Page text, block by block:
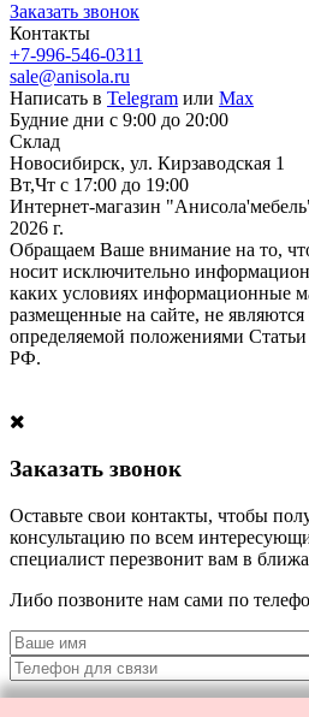
Заказать звонок
Контакты
+7-996-546-0311
sale@anisola.ru
Написать в Telegram или Max
Будние дни с 9:00 до 20:00
Склад
Новосибирск, ул. Кирзаводская 1
Вт,Чт с 17:00 до 19:00
Интернет-магазин
2026 г.
Обращаем Ваше внимание на то,
носит исключительно
каких условиях информационные
размещенные на сайте, не
определяемой положениями Статьи
РФ.
Заказать звонок
Оставьте свои контакты, чтобы
консультацию по всем
специалист перезвонит вам в
Либо позвоните нам сами по